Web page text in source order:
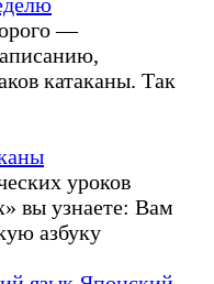
—
катаканы. Так
уроков
вы узнаете: Вам
азбуку